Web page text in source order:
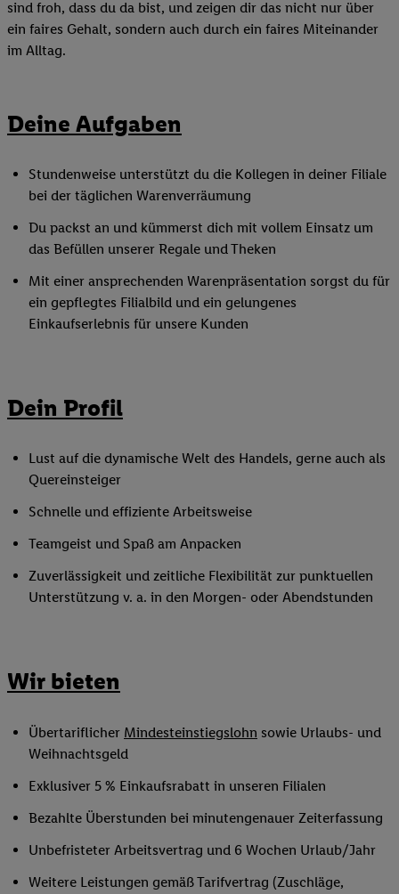
sind froh, dass du da bist, und zeigen dir das nicht nur über
ein faires Gehalt, sondern auch durch ein faires Miteinander
im Alltag.
Deine Aufgaben
Stundenweise unterstützt du die Kollegen in deiner Filiale
bei der täglichen Warenverräumung
Du packst an und kümmerst dich mit vollem Einsatz um
das Befüllen unserer Regale und Theken
Mit einer ansprechenden Warenpräsentation sorgst du für
ein gepflegtes Filialbild und ein gelungenes
Einkaufserlebnis für unsere Kunden
Dein Profil
Lust auf die dynamische Welt des Handels, gerne auch als
Quereinsteiger
Schnelle und effiziente Arbeitsweise
Teamgeist und Spaß am Anpacken
Zuverlässigkeit und zeitliche Flexibilität zur punktuellen
Unterstützung v. a. in den Morgen- oder Abendstunden
Wir bieten
Übertariflicher Mindesteinstiegslohn sowie Urlaubs- und
Weihnachtsgeld
Exklusiver 5 % Einkaufsrabatt in unseren Filialen
Bezahlte Überstunden bei minutengenauer Zeiterfassung
Unbefristeter Arbeitsvertrag und 6 Wochen Urlaub/Jahr
Weitere Leistungen gemäß Tarifvertrag (Zuschläge,